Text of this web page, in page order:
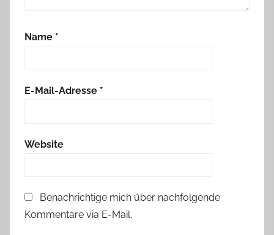
Name *
E-Mail-Adresse *
Website
Benachrichtige mich über nachfolgende
Kommentare via E-Mail.